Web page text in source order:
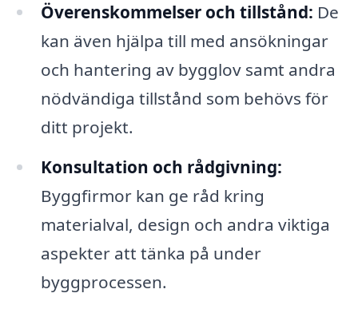
Överenskommelser och tillstånd: De
kan även hjälpa till med ansökningar
och hantering av bygglov samt andra
nödvändiga tillstånd som behövs för
ditt projekt.
Konsultation och rådgivning:
Byggfirmor kan ge råd kring
materialval, design och andra viktiga
aspekter att tänka på under
byggprocessen.